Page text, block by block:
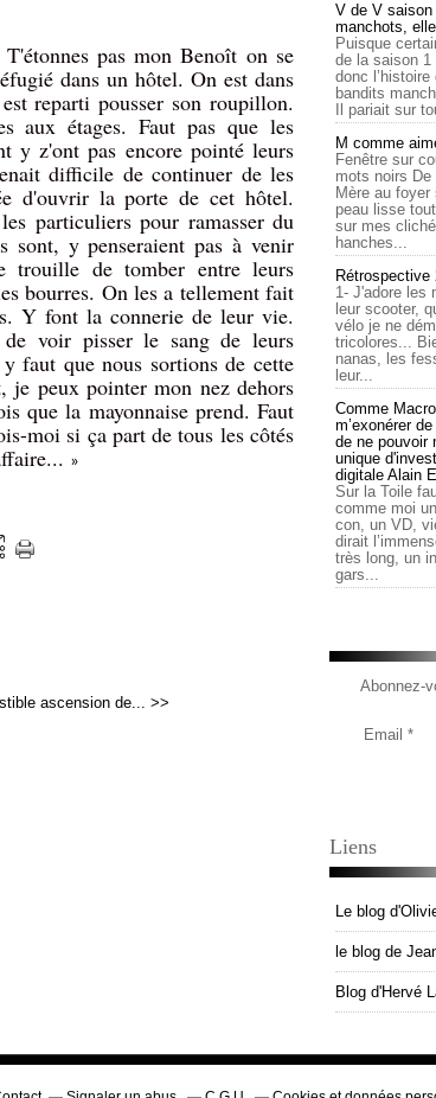
pas mon Benoît on se
dans un hôtel. On est dans
reparti pousser son roupillon.
aux étages. Faut pas que les
y z'ont pas encore pointé leurs
difficile de continuer de les
d'ouvrir la porte de cet hôtel.
particuliers pour ramasser du
sont, y penseraient pas à venir
trouille de tomber entre leurs
bourres. On les a tellement fait
Y font la connerie de leur vie.
voir pisser le sang de leurs
faut que nous sortions de cette
je peux pointer mon nez dehors
que la mayonnaise prend. Faut
moi si ça part de tous les côtés
»
ascension de... >>
V de V
manchots,
Puisque
de la saison 1
donc
bandits
Il pariait sur
M comme
Fenêtre sur
mots noirs
Mère au
peau lisse
sur mes
hanches...
1- J'adore les
leur scooter,
vélo je ne
tricolores...
nanas, les
leur...
Comme
m’exonérer
de ne pouvoir
unique
digitale Alain
Sur la Toile
comme moi
con, un VD,
dirait
très long, un
gars...
Abonnez-
Email
Liens
Le blog
le blog de
Blog d'Hervé